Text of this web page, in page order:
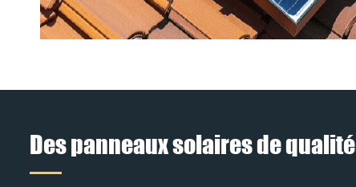
Des panneaux solaires de qualité